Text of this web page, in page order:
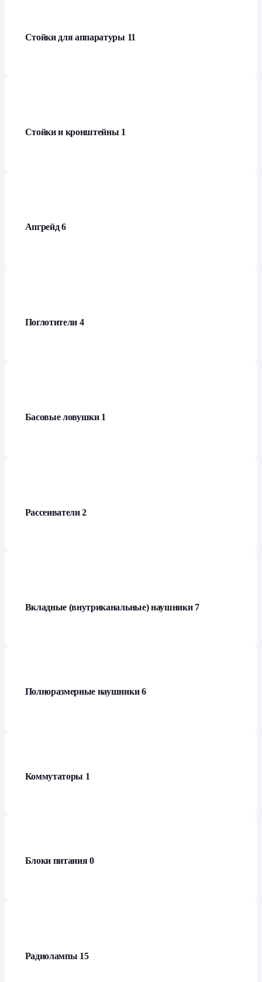
Стойки для аппаратуры 11
Стойки и кронштейны 1
Апгрейд6
Поглотители 4
Басовые ловушки 1
Рассеиватели2
Вкладные (внутриканальные) наушники 7
Полноразмерные наушники6
Коммутаторы 1
Блоки питания0
Радиолампы 15